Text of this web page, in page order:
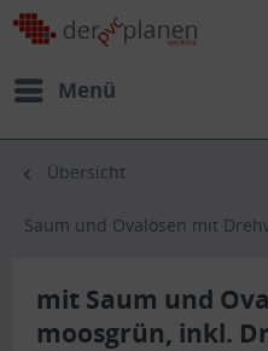
Menü
Übersicht
Saum und Ovalösen mit
mit Saum und
moosgrün, inkl.